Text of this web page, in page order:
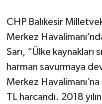
CHP Balıkesir
Merkez
Sarı, “Ülke kaynakları
harman savurmaya
Merkez
TL harcandı. 2018